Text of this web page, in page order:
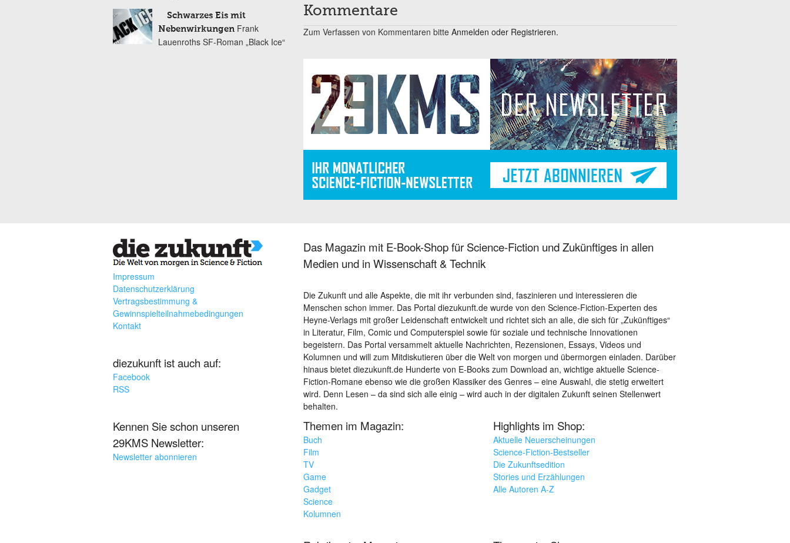
Kommentare
Zum Verfassen von Kommentaren bitte Anmelden oder Registrieren.
Schwarzes Eis mit
Nebenwirkungen Frank
Lauenroths SF-Roman „Black Ice“
Impressum
Datenschutzerklärung
Vertragsbestimmung &
Gewinnspielteilnahmebedingungen
Kontakt
diezukunft ist auch auf:
Facebook
RSS
Kennen Sie schon unseren
29KMS Newsletter:
Newsletter abonnieren
Das Magazin mit E-Book-Shop für Science-Fiction und Zukünftiges in allen
Medien und in Wissenschaft & Technik
Die Zukunft und alle Aspekte, die mit ihr verbunden sind, faszinieren und interessieren die
Menschen schon immer. Das Portal diezukunft.de wurde von den Science-Fiction-Experten des
Heyne-Verlags mit großer Leidenschaft entwickelt und richtet sich an alle, die sich für „Zukünftiges“
in Literatur, Film, Comic und Computerspiel sowie für soziale und technische Innovationen
begeistern. Das Portal versammelt aktuelle Nachrichten, Rezensionen, Essays, Videos und
Kolumnen und will zum Mitdiskutieren über die Welt von morgen und übermorgen einladen. Darüber
hinaus bietet diezukunft.de Hunderte von E-Books zum Download an, wichtige aktuelle Science-
Fiction-Romane ebenso wie die großen Klassiker des Genres – eine Auswahl, die stetig erweitert
wird. Denn Lesen – da sind sich alle einig – wird auch in der digitalen Zukunft seinen Stellenwert
behalten.
Themen im Magazin:
Buch
Film
TV
Game
Gadget
Science
Kolumnen
Highlights im Shop:
Aktuelle Neuerscheinungen
Science-Fiction-Bestseller
Die Zukunftsedition
Stories und Erzählungen
Alle Autoren A-Z